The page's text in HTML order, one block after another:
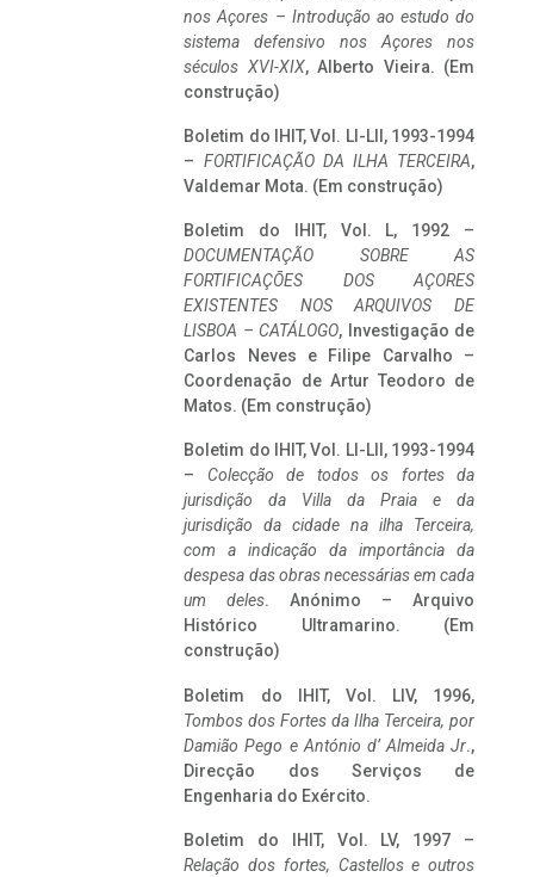
nos Açores – Introdução ao estudo do
sistema defensivo nos Açores nos
séculos XVI-XIX, Alberto Vieira. (Em
construção)
Boletim do IHIT, Vol. LI-LII, 1993-1994
– FORTIFICAÇÃO DA ILHA TERCEIRA,
Valdemar Mota. (Em construção)
Boletim do IHIT, Vol. L, 1992 –
DOCUMENTAÇÃO SOBRE AS
FORTIFICAÇÕES DOS AÇORES
EXISTENTES NOS ARQUIVOS DE
LISBOA – CATÁLOGO, Investigação de
Carlos Neves e Filipe Carvalho –
Coordenação de Artur Teodoro de
Matos. (Em construção)
Boletim do IHIT, Vol. LI-LII, 1993-1994
– Colecção de todos os fortes da
jurisdição da Villa da Praia e da
jurisdição da cidade na ilha Terceira,
com a indicação da importância da
despesa das obras necessárias em cada
um deles. Anónimo – Arquivo
Histórico Ultramarino. (Em
construção)
Boletim do IHIT, Vol. LIV, 1996,
Tombos dos Fortes da Ilha Terceira, por
Damião Pego e António d’ Almeida Jr.,
Direcção dos Serviços de
Engenharia do Exército.
Boletim do IHIT, Vol. LV, 1997 –
Relação dos fortes, Castellos e outros